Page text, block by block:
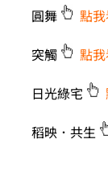
圓舞
點我
突觸
點我
日光綠宅
稻映．共生